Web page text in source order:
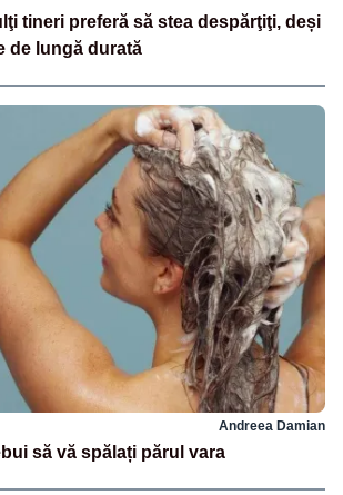
tineri preferă să stea despărţiţi, deși
de lungă durată
Andreea Damian
să vă spălați părul vara